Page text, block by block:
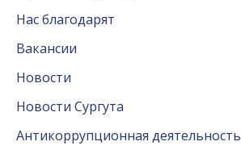
Нас благодарят
Вакансии
Новости
Новости Сургута
Антикоррупционная деятельность